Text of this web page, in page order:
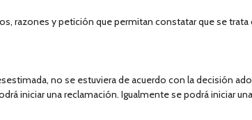
razones y petición que permitan constatar que se
no se estuviera de acuerdo con la decisión
iniciar una reclamación. Igualmente se podrá iniciar